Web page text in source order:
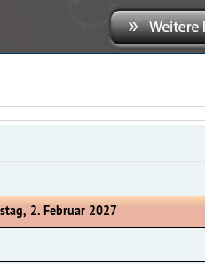
2. Februar 2027